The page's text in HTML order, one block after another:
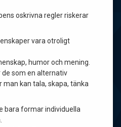
oskrivna regler riskerar
vara otroligt
humor och mening.
de som en alternativ
kan tala, skapa, tänka
bara formar individuella